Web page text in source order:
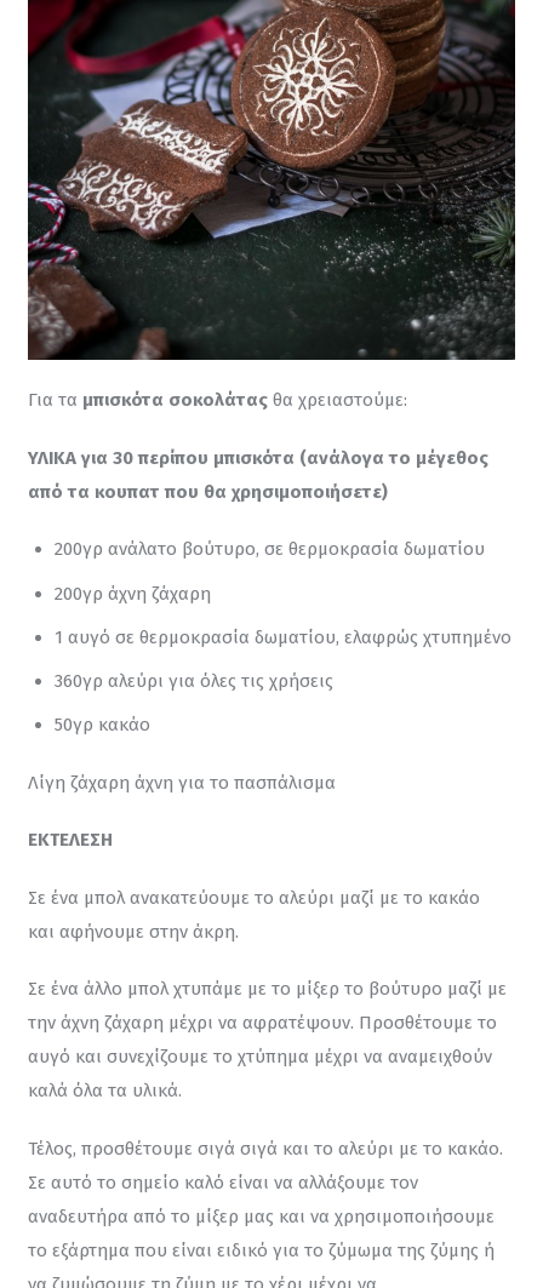
Για τα μπισκότα σοκολάτας θα χρειαστούμε:
ΥΛΙΚΑ για 30 περίπου μπισκότα (ανάλογα το μέγεθος
από τα κουπατ που θα χρησιμοποιήσετε)
200γρ ανάλατο βούτυρο, σε θερμοκρασία δωματίου
200γρ άχνη ζάχαρη
1 αυγό σε θερμοκρασία δωματίου, ελαφρώς χτυπημένο
360γρ αλεύρι για όλες τις χρήσεις
50γρ κακάο
Λίγη ζάχαρη άχνη για το πασπάλισμα
ΕΚΤΕΛΕΣΗ
Σε ένα μπολ ανακατεύουμε το αλεύρι μαζί με το κακάο
και αφήνουμε στην άκρη.
Σε ένα άλλο μπολ χτυπάμε με το μίξερ το βούτυρο μαζί με
την άχνη ζάχαρη μέχρι να αφρατέψουν. Προσθέτουμε το
αυγό και συνεχίζουμε το χτύπημα μέχρι να αναμειχθούν
καλά όλα τα υλικά.
Τέλος, προσθέτουμε σιγά σιγά και το αλεύρι με το κακάο.
Σε αυτό το σημείο καλό είναι να αλλάξουμε τον
αναδευτήρα από το μίξερ μας και να χρησιμοποιήσουμε
το εξάρτημα που είναι ειδικό για το ζύμωμα της ζύμης ή